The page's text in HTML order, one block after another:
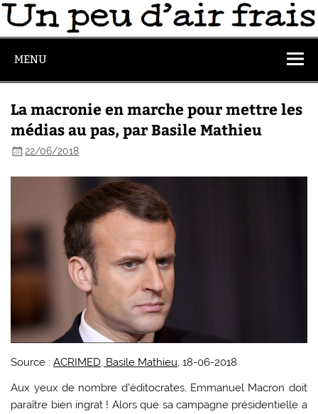
MENU
La macronie en marche pour mettre les
médias au pas, par Basile Mathieu
22/06/2018
Source :ACRIMED, Basile Mathieu, 18-06-2018
Aux yeux de nombre d’éditocrates, Emmanuel Macron doit
paraître bien ingrat ! Alors que sa campagne présidentielle a